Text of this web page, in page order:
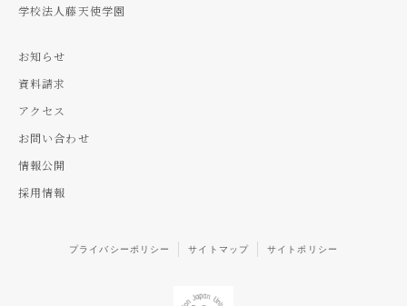
学校法人藤天使学園
お知らせ
資料請求
アクセス
お問い合わせ
情報公開
採用情報
プライバシーポリシー サイトマップ サイトポリシー